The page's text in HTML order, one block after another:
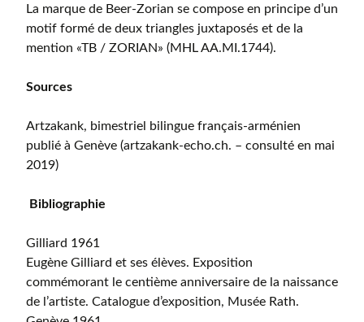
La marque de Beer-Zorian se compose en principe d’un
motif formé de deux triangles juxtaposés et de la
mention «TB / ZORIAN» (MHL AA.MI.1744).
Sources
Artzakank, bimestriel bilingue français-arménien
publié à Genève (artzakank-echo.ch. – consulté en mai
2019)
Bibliographie
Gilliard 1961
Eugène Gilliard et ses élèves. Exposition
commémorant le centième anniversaire de la naissance
de l’artiste. Catalogue d’exposition, Musée Rath.